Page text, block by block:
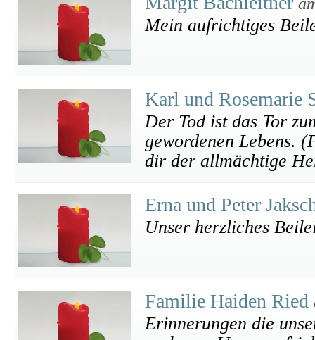
Mein aufrichtiges
Karl und Rosemarie
Der Tod ist das Tor
gewordenen Lebens.
dir der allmächtige
Erna und Peter
Unser herzliches
Familie Haiden Ried
Erinnerungen die